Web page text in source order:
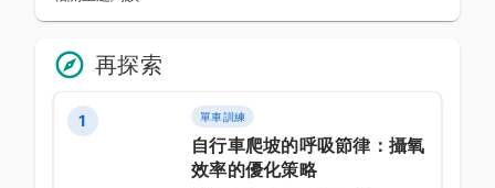
再探索
1 單車訓練
自行車爬坡的呼吸節律：攝氧
效率的優化策略